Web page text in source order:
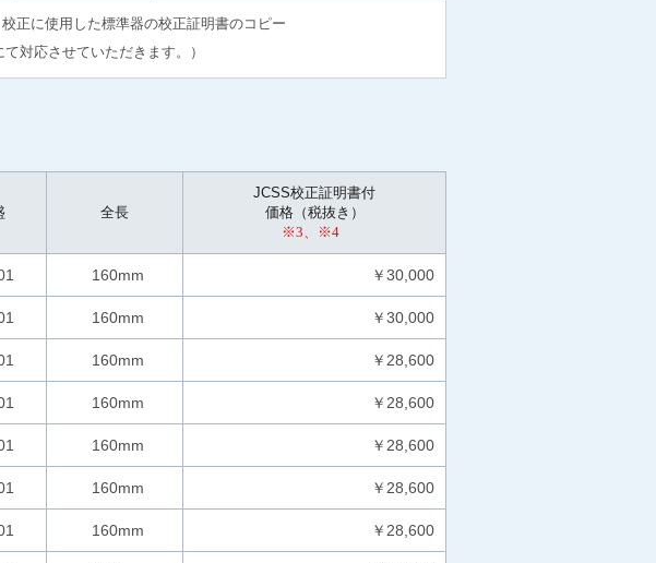
正に使用した標準器の校正証明書のコピー
対応させていただきます。）
全長
JCSS校正証明書付
価格（税抜き）
※3、※4
160mm ￥30,000
160mm ￥30,000
160mm ￥28,600
160mm ￥28,600
160mm ￥28,600
160mm ￥28,600
160mm ￥28,600